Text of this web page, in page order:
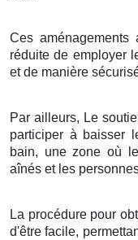
Ces aménagements
réduite de employer
et de manière
Par ailleurs, Le
participer à baisser
bain, une zone où
aînés et les
La procédure pour
d'être facile,